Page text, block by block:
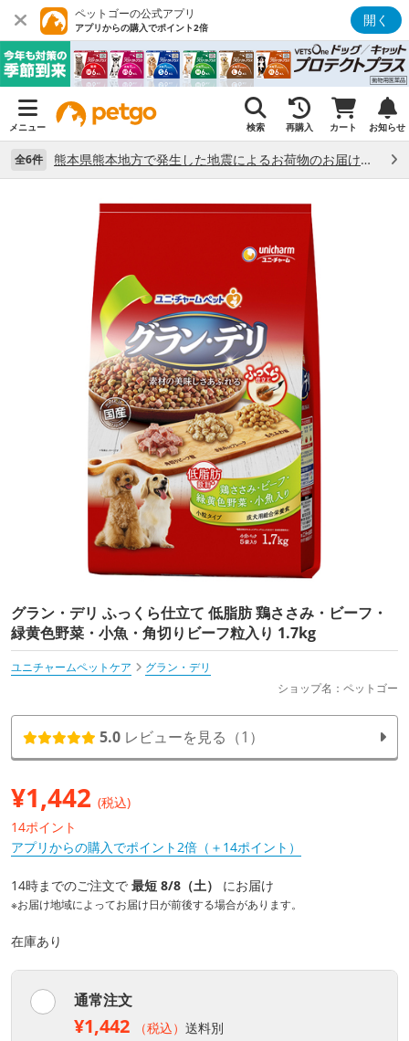
ペットゴーの公式アプリ
アプリからの購入でポイント2倍 開く
メニュー 検索 再購入 カート お知らせ
全6件 熊本県熊本地方で発生した地震によるお荷物のお届け状況について （7/28）
グラン・デリ ふっくら仕立て 低脂肪 鶏ささみ・ビーフ・
緑黄色野菜・小魚・角切りビーフ粒入り 1.7kg
ユニチャームペットケア
グラン・デリ
ショップ名：ペットゴー
5.0 レビューを見る（1）
¥1,442 (税込)
14ポイント
アプリからの購入でポイント2倍（＋14ポイント）
14時までのご注文で 最短 8/8（土） にお届け
※お届け地域によってお届け日が前後する場合があります。
在庫あり
通常注文
¥1,442 （税込） 送料別